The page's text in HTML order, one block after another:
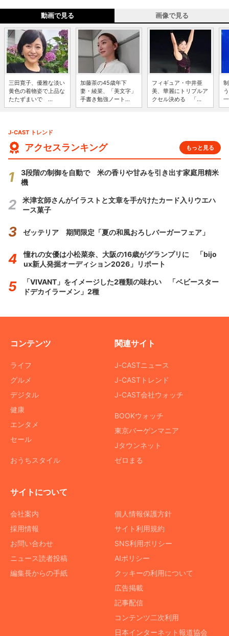
動画で見る 画像で見る
三田寛子、優雅な淡い
黄色の着物姿で上品な
たたずまいで ...
加藤茶の45歳年下
妻・綾菜、「美文字」
手書き勉強ノート...
フィギュア・中井亜
美、華麗にトリプルア
クセル決める 「...
J-CAST トレンド
アクセスランキング もっと見る
3段階の制御を自動で 米の香りや甘みを引き出す家庭用精米
機
米津玄師さんがイラストと文章を手がけたカード入りウエハ
ース菓子
ゼッテリア 期間限定「夏の和風おろしバーガーフェア」
憧れの女優は小松菜奈、大阪の16歳がグランプリに 「bijo
ux新人発掘オーディション2026」リポート
「VIVANT」をイメージした2種類の味わい 「ベビースター
ドデカイラーメン」2種
コンテンツ
ライフ
グルメ
デジタル
健康
エンタメ
セール
おうちスタイル
関連サイト
J-CASTニュース
J-CASTトレンド
J-CAST会社ウォッチ
BOOKウォッチ
東京バーゲンマニア
Jタウンネット
ゼロまる
サイトについて
会社案内
採用情報
お問い合わせ
ニュース読者投稿
編集長からの手紙
個人情報保護方針
サイト利用規約
SNS利用ポリシー
AIポリシー
クッキーの利用について
広告掲載
記事配信
コンテンツ二次利用
日本インターネット報道協会